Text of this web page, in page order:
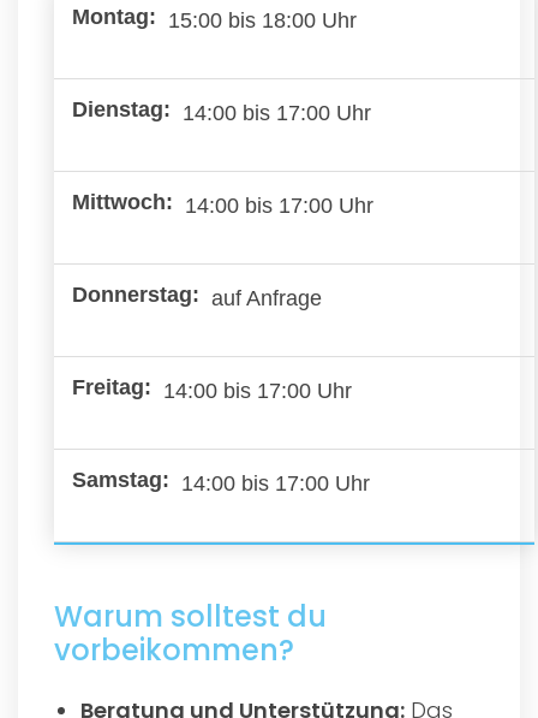
15:00 bis 18:00 Uhr
14:00 bis 17:00 Uhr
14:00 bis 17:00 Uhr
auf Anfrage
14:00 bis 17:00 Uhr
14:00 bis 17:00 Uhr
Warum solltest du
vorbeikommen?
Beratung und Unterstützung: Das